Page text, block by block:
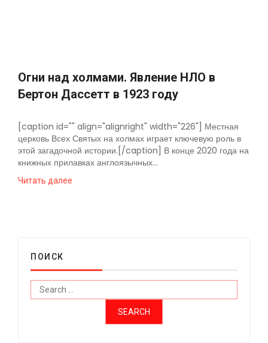
Огни над холмами. Явление НЛО в
Бертон Дассетт в 1923 году
[caption id="" align="alignright" width="226"] Местная
церковь Всех Святых на холмах играет ключевую роль в
этой загадочной истории.[/caption] В конце 2020 года на
книжных прилавках англоязычных...
Читать далее
ПОИСК